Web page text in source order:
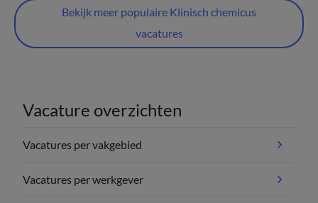
Bekijk meer populaire Klinisch chemicus
vacatures
Vacature overzichten
Vacatures per vakgebied
Vacatures per werkgever